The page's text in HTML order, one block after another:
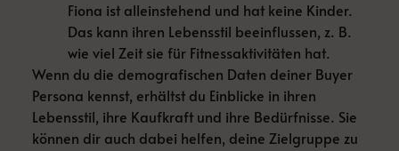
Fiona ist alleinstehend und hat keine Kinder.
Das kann ihren Lebensstil beeinflussen, z. B.
wie viel Zeit sie für Fitnessaktivitäten hat.
Wenn du die demografischen Daten deiner Buyer
Persona kennst, erhältst du Einblicke in ihren
Lebensstil, ihre Kaufkraft und ihre Bedürfnisse. Sie
können dir auch dabei helfen, deine Zielgruppe zu